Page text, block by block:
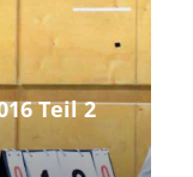
Teil 2